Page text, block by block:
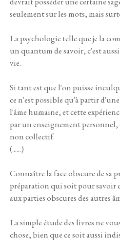
seulement sur les mots, mais
La psychologie telle que je la
un quantum de savoir, c'est
vie.
Si tant est que l'on puisse
ce n'est possible qu'à partir
l'âme humaine, et cette
par un enseignement
non collectif.
(......)
Connaître la face obscure de sa
préparation qui soit pour savoir
aux parties obscures des autres
La simple étude des livres ne
chose, bien que ce soit aussi